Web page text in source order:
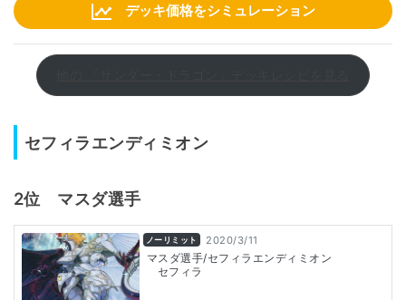
デッキ価格をシミュレーション
セフィラエンディミオン
2位 マスダ選手
ノーリミット 2020/3/11
マスダ選手/セフィラエンディミオン
セフィラ